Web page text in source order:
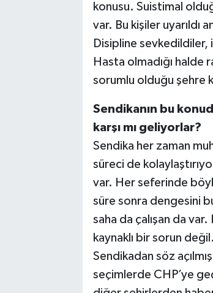
konusu. Suistimal
var. Bu kişiler uyarıldı
Disipline sevkedildiler,
Hasta olmadığı halde
sorumlu olduğu şehre
Sendikanın bu
karşı mı geliyorlar?
Sendika her zaman
süreci de
var. Her seferinde
süre sonra dengesini
saha da çalışan da
kaynaklı bir sorun değil.
Sendikadan söz
seçimlerde CHP’ye